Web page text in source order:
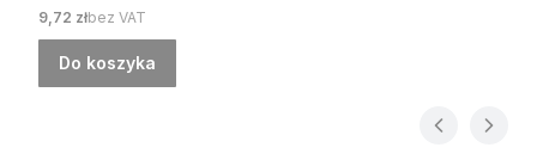
Cena
9,72 złbez VAT
Do koszyka